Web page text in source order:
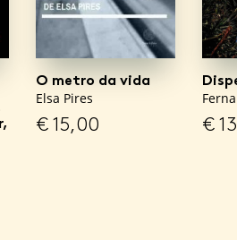
O metro da vida
Elsa Pires
€15,00 €